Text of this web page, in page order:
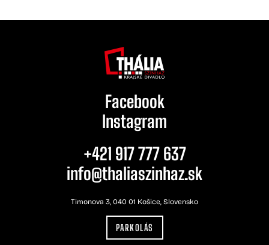
Facebook
Instagram
+421 917 777 637
info@thaliaszinhaz.sk
Timonova 3, 040 01 Košice, Slovensko
PARKOLÁS